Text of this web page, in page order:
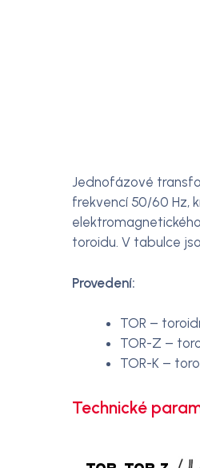
Jednofázové
frekvencí 50/60 Hz,
toroidu. V tabulce
Provedení:
TOR –
TOR-Z –
TOR-K –
Technické